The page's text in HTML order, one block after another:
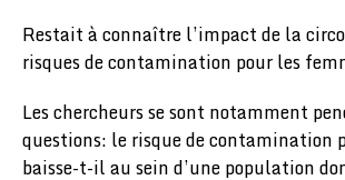
Restait à connaître l’impact de la
risques de contamination pour les
Les chercheurs se sont notamment
questions: le risque de contamination
baisse-t-il au sein d’une population